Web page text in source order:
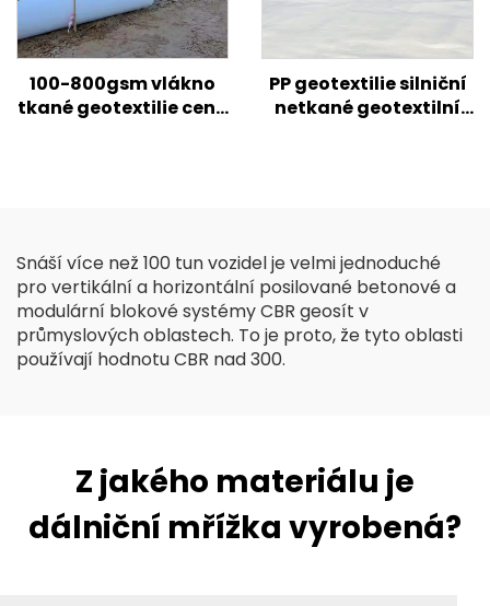
100-800gsm vlákno
tkané geotextilie cena
PP geotextilie silniční
netkané geotextilní
Snáší více než 100 tun vozidel je velmi jednoduché
pro vertikální a horizontální posilované betonové a
modulární blokové systémy CBR geosít v
průmyslových oblastech. To je proto, že tyto oblasti
používají hodnotu CBR nad 300.
Z jakého materiálu je
dálniční mřížka vyrobená?